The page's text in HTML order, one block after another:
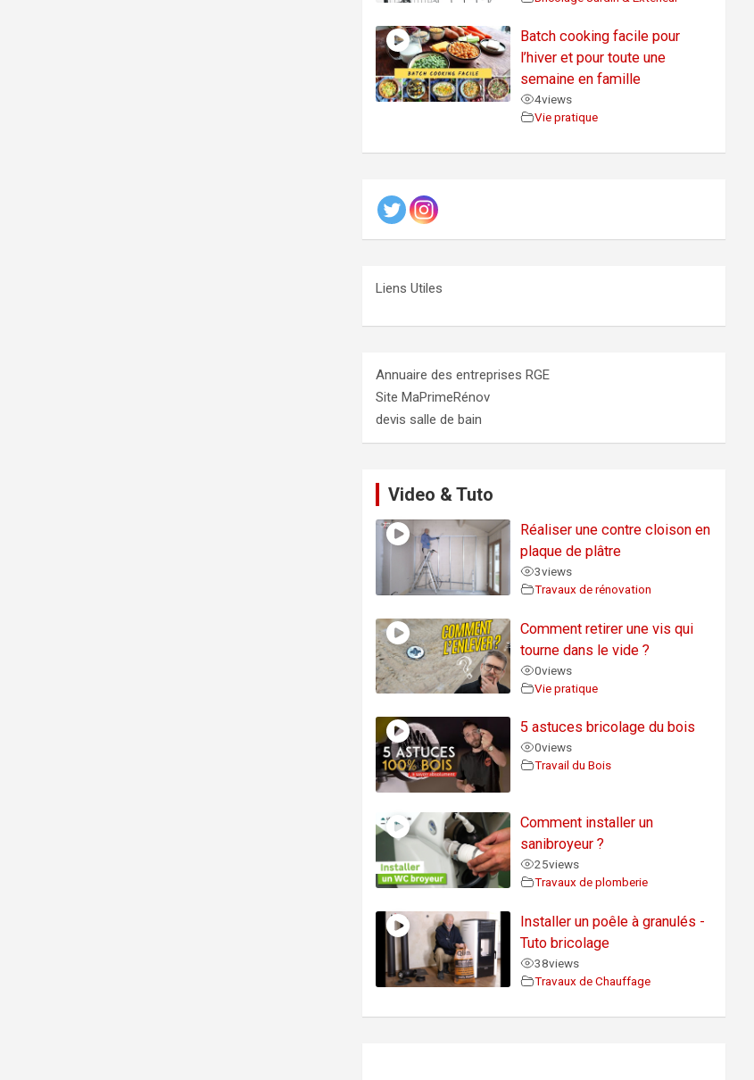
Batch cooking facile pour
l’hiver et pour toute une
semaine en famille
4views
Vie pratique
Liens Utiles
Annuaire des entreprises RGE
Site MaPrimeRénov
devis salle de bain
Video & Tuto
Réaliser une contre cloison en
plaque de plâtre
3views
Travaux de rénovation
Comment retirer une vis qui
tourne dans le vide ?
0views
Vie pratique
5 astuces bricolage du bois
0views
Travail du Bois
Comment installer un
sanibroyeur ?
25views
Travaux de plomberie
Installer un poêle à granulés -
Tuto bricolage
38views
Travaux de Chauffage